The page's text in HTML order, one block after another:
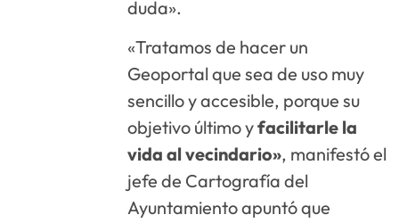
duda».
«Tratamos de hacer un
Geoportal que sea de uso muy
sencillo y accesible, porque su
objetivo último yfacilitarle la
vida al vecindario», manifestó el
jefe de Cartografía del
Ayuntamiento apuntó que